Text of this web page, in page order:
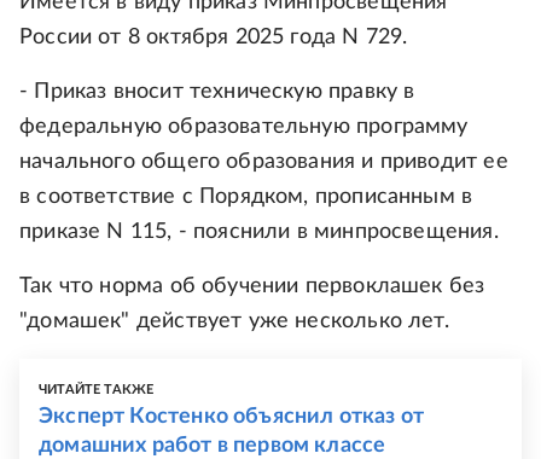
России от 8 октября 2025 года N 729.
- Приказ вносит техническую правку в
федеральную образовательную программу
начального общего образования и приводит ее
в соответствие с Порядком, прописанным в
приказе N 115, - пояснили в минпросвещения.
Так что норма об обучении первоклашек без
"домашек" действует уже несколько лет.
ЧИТАЙТЕ ТАКЖЕ
Эксперт Костенко объяснил отказ от
домашних работ в первом классе